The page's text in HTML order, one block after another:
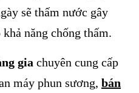
sẽ thấm nước gây
năng chống thấm.
gia chuyên cung cấp
máy phun sương, bán